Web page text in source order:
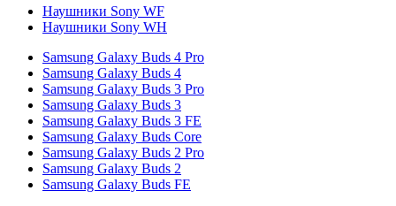
Наушники Sony WF
Наушники Sony WH
Samsung Galaxy Buds 4 Pro
Samsung Galaxy Buds 4
Samsung Galaxy Buds 3 Pro
Samsung Galaxy Buds 3
Samsung Galaxy Buds 3 FE
Samsung Galaxy Buds Core
Samsung Galaxy Buds 2 Pro
Samsung Galaxy Buds 2
Samsung Galaxy Buds FE